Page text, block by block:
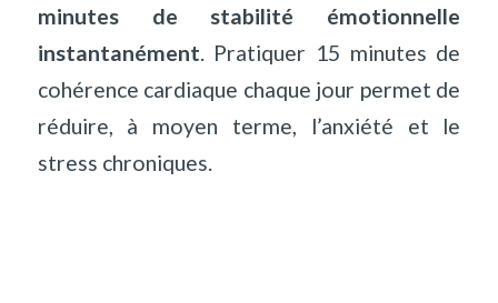
minutes de stabilité émotionnelle
instantanément. Pratiquer 15 minutes de
cohérence cardiaque chaque jour permet de
réduire, à moyen terme, l’anxiété et le
stress chroniques.